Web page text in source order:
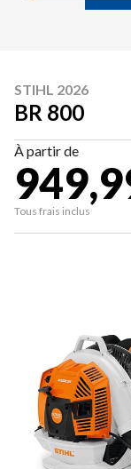
STIHL 2026
BR 800
À partir de
Tous frais inclus